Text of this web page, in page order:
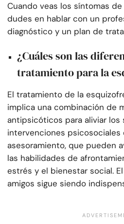
Cuando veas los síntomas
dudes en hablar con un
diagnóstico y un plan de
¿Cuáles son las
tratamiento para la
El tratamiento de la
implica una combinación de
antipsicóticos para aliviar los
intervenciones psicosociales
asesoramiento, que pueden
las habilidades de
estrés y el bienestar social.
amigos sigue siendo